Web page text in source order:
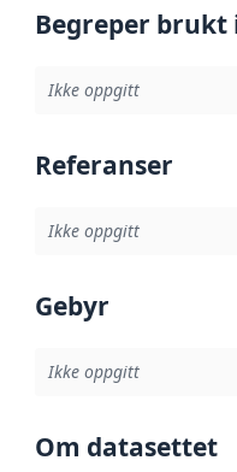
Begreper brukt
Ikke oppgitt
Referanser
Ikke oppgitt
Gebyr
Ikke oppgitt
Om datasettet